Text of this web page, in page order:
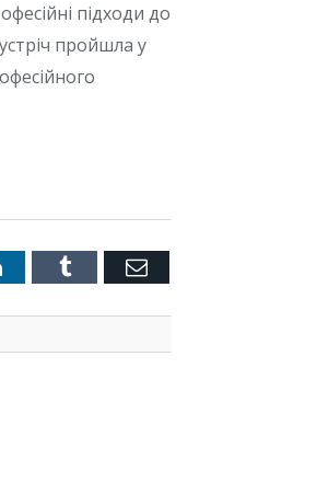
підходи до
пройшла у
LinkedInTumblr Емейл